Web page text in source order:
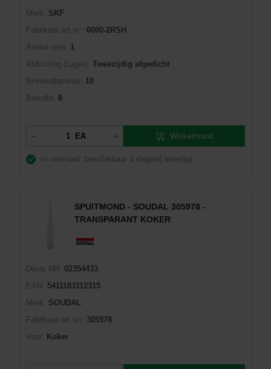
Merk:
SKF
Fabrikant art.nr::
6000-2RSH
Aantal rijen:
1
Afdichting (Lager): Tweezijdig afgedicht
Binnendiameter: 10
Breedte:
8
EA Winkelmand
In voorraad: beschikbaar 1 dag(en) levertijd
SPUITMOND - SOUDAL 305978 -
TRANSPARANT KOKER
Dexis NR:
02354433
EAN:
5411183112315
Merk:
SOUDAL
Fabrikant art.nr::
305978
Voor:
Koker